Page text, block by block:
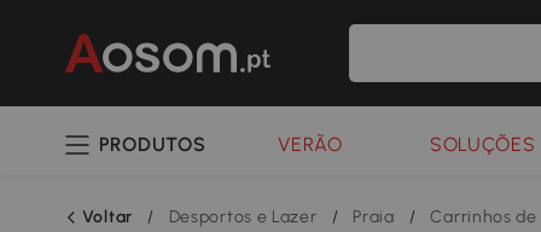
PRODUTOS VERÃO SOLUÇÕES
Voltar / Desportos e Lazer / Praia / Carrinhos